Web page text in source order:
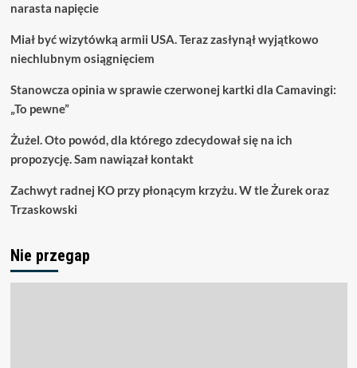
narasta napięcie
Miał być wizytówką armii USA. Teraz zasłynął wyjątkowo
niechlubnym osiągnięciem
Stanowcza opinia w sprawie czerwonej kartki dla Camavingi:
„To pewne”
Żużel. Oto powód, dla którego zdecydował się na ich
propozycję. Sam nawiązał kontakt
Zachwyt radnej KO przy płonącym krzyżu. W tle Żurek oraz
Trzaskowski
Nie przegap